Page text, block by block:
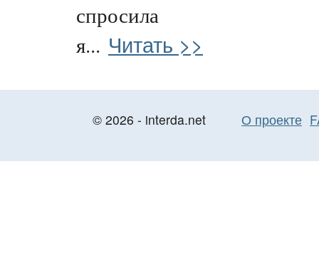
спросила
я... Читать >>
© 2026 - interda.net О проекте